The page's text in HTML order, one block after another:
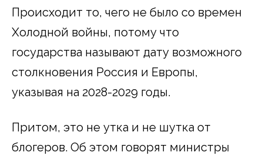
Происходит то, чего не было со времен
Холодной войны, потому что
государства называют дату возможного
столкновения Россия и Европы,
указывая на 2028-2029 годы.
Притом, это не утка и не шутка от
блогеров. Об этом говорят министры